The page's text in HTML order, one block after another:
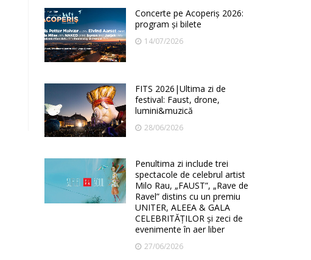
Concerte pe Acoperiș 2026:
program și bilete
14/07/2026
FITS 2026|Ultima zi de
festival: Faust, drone,
lumini&muzică
28/06/2026
Penultima zi include trei
spectacole de celebrul artist
Milo Rau, „FAUST”, „Rave de
Ravel” distins cu un premiu
UNITER, ALEEA & GALA
CELEBRITĂȚILOR și zeci de
evenimente în aer liber
27/06/2026